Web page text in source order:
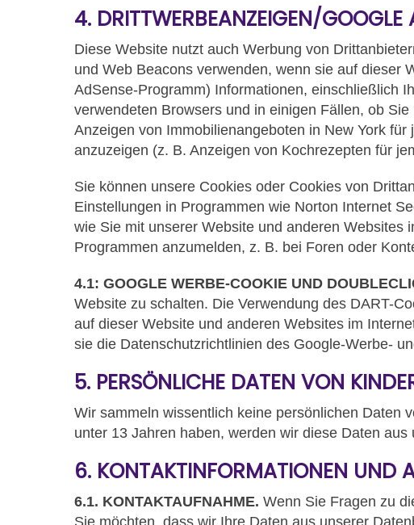
4. DRITTWERBEANZEIGEN/GOOGLE
Diese Website nutzt auch Werbung von
und Web Beacons verwenden, wenn sie auf dieser
AdSense-Programm) Informationen, einschließlich
verwendeten Browsers und in einigen Fällen, ob
Anzeigen von Immobilienangeboten in New York
anzuzeigen (z. B. Anzeigen von Kochrezepten für
Sie können unsere Cookies oder Cookies von
Einstellungen in Programmen wie Norton Internet
wie Sie mit unserer Website und anderen
Programmen anzumelden, z. B. bei Foren oder
4.1: GOOGLE WERBE-COOKIE UND
Website zu schalten. Die Verwendung des DART-
auf dieser Website und anderen Websites im
sie die Datenschutzrichtlinien des Google-Werbe-
5. PERSÖNLICHE DATEN VON
Wir sammeln wissentlich keine persönlichen Daten
unter 13 Jahren haben, werden wir diese Daten
6. KONTAKTINFORMATIONEN UND
6.1. KONTAKTAUFNAHME. Wenn Sie Fragen zu
Sie möchten, dass wir Ihre Daten aus unserer